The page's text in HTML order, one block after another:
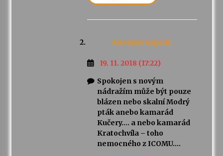
Anonym napsal:
19. 11. 2018 (17:22)
Spokojen s novým
nádražím může být pouze
blázen nebo skalní Modrý
pták anebo kamarád
Kučery…. a nebo kamarád
Kratochvíla – toho
nemocného z ICOMU….